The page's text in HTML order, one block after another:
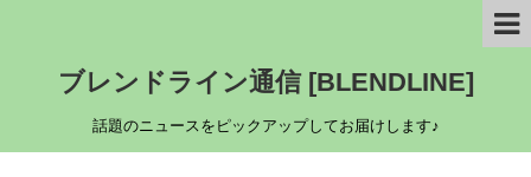
ブレンドライン通信 [BLENDLINE]
話題のニュースをピックアップしてお届けします♪